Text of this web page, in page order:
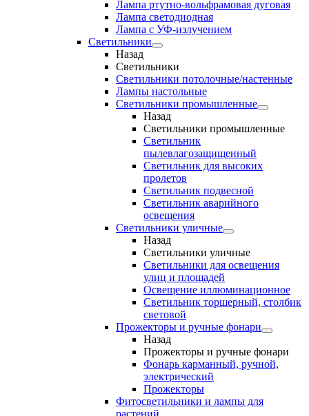
Лампа ртутно-вольфрамовая дуговая
Лампа светодиодная
Лампа с УФ-излучением
Светильники
Назад
Светильники
Светильники потолочные/настенные
Лампы настольные
Светильники промышленные
Назад
Светильники промышленные
Светильник
пылевлагозащищенный
Светильник для высоких
пролетов
Светильник подвесной
Светильник аварийного
освещения
Светильники уличные
Назад
Светильники уличные
Светильники для освещения
улиц и площадей
Освещение иллюминационное
Светильник торшерный, столбик
световой
Прожекторы и ручные фонари
Назад
Прожекторы и ручные фонари
Фонарь карманный, ручной,
электрический
Прожекторы
Фитосветильники и лампы для
растений